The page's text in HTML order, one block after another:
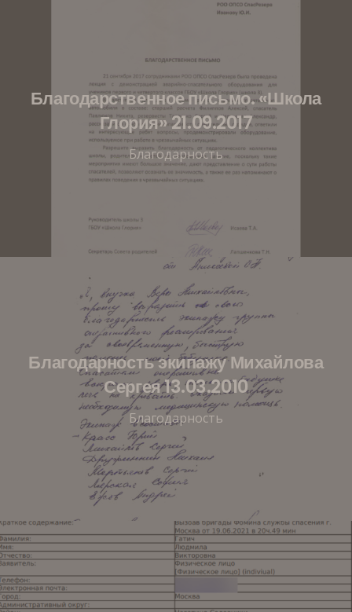
Благодарственное письмо. «Школа
Глория» 21.09.2017
Благодарность
Благодарность экипажу Михайлова
Сергея 13.03.2010
Благодарность